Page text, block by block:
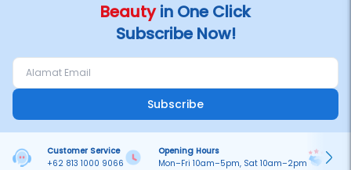
Beautyin One Click
Subscribe Now!
Subscribe
Customer Service
+62 813 1000 9066
Opening Hours
Mon–Fri 10am–5pm, Sat 10am–2pm